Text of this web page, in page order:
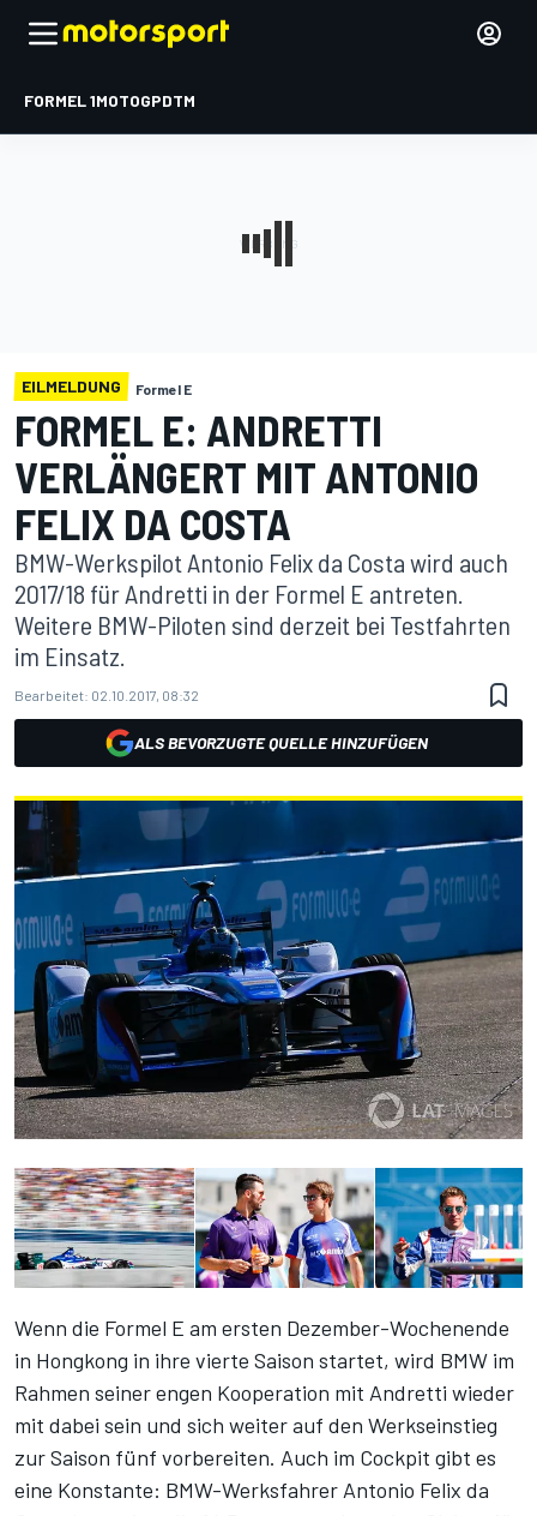
FORMEL 1MOTOGPDTM
EILMELDUNG Formel E
FORMEL E: ANDRETTI
VERLÄNGERT MIT ANTONIO
FELIX DA COSTA
BMW-Werkspilot Antonio Felix da Costa wird auch
2017/18 für Andretti in der Formel E antreten.
Weitere BMW-Piloten sind derzeit bei Testfahrten
im Einsatz.
Bearbeitet: 02.10.2017, 08:32
ALS BEVORZUGTE QUELLE HINZUFÜGEN
Wenn die Formel E am ersten Dezember-Wochenende
in Hongkong in ihre vierte Saison startet, wird BMW im
Rahmen seiner engen Kooperation mit Andretti wieder
mit dabei sein und sich weiter auf den Werkseinstieg
zur Saison fünf vorbereiten. Auch im Cockpit gibt es
eine Konstante: BMW-Werksfahrer Antonio Felix da